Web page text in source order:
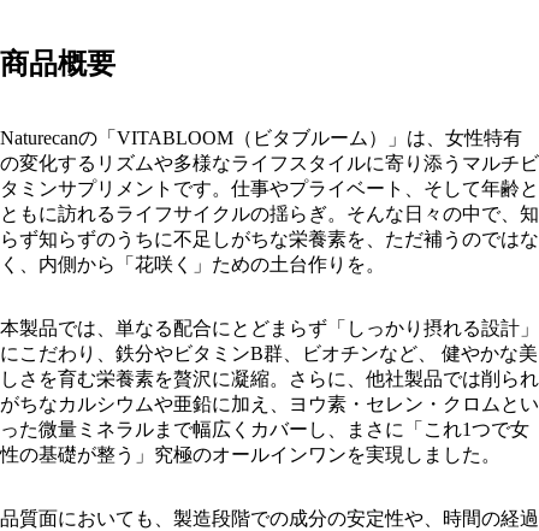
商品概要
Naturecanの「VITABLOOM（ビタブルーム）」は、女性特有
の変化するリズムや多様なライフスタイルに寄り添うマルチビ
タミンサプリメントです。仕事やプライベート、そして年齢と
ともに訪れるライフサイクルの揺らぎ。そんな日々の中で、知
らず知らずのうちに不足しがちな栄養素を、ただ補うのではな
く、内側から「花咲く」ための土台作りを。
本製品では、単なる配合にとどまらず「しっかり摂れる設計」
にこだわり、鉄分やビタミンB群、ビオチンなど、 健やかな美
しさを育む栄養素を贅沢に凝縮。さらに、他社製品では削られ
がちなカルシウムや亜鉛に加え、ヨウ素・セレン・クロムとい
った微量ミネラルまで幅広くカバーし、まさに「これ1つで女
性の基礎が整う」究極のオールインワンを実現しました。
品質面においても、製造段階での成分の安定性や、時間の経過